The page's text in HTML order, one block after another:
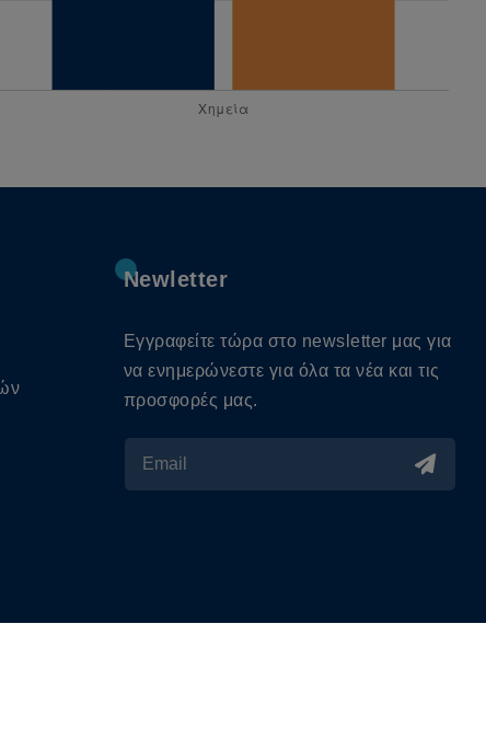
Newletter
Εγγραφείτε τώρα στο newsletter μας για
να ενημερώνεστε για όλα τα νέα και τις
προσφορές μας.